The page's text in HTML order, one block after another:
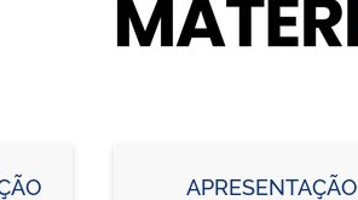
APRESENTAÇÃO